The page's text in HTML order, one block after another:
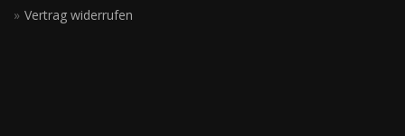
Vertrag widerrufen